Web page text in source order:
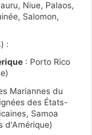
Niue, Palaos,
Salomon,
:
: Porto Rico
Mariannes du
des États-
Samoa
d'Amérique)